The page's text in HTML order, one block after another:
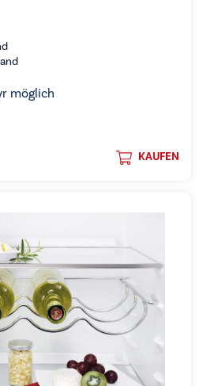
möglich
KAUFEN